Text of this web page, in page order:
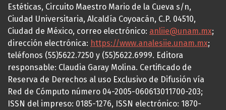
Estéticas, Circuito Maestro Mario de la Cueva s/n,
Ciudad Universitaria, Alcaldía Coyoacán, C.P. 04510,
Ciudad de México, correo electrónico: anliie@unam.mx;
dirección electrónica: https://www.analesiie.unam.mx;
teléfonos (55)5622.7250 y (55)5622.6999. Editora
responsable: Claudia Garay Molina. Certificado de
Reserva de Derechos al uso Exclusivo de Difusión vía
Red de Cómputo número 04-2005-060613011700-203;
ISSN del impreso: 0185-1276, ISSN electrónico: 1870-